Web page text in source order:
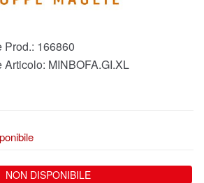
Prod.: 166860
Articolo: MINBOFA.GI.XL
NON DISPONIBILE